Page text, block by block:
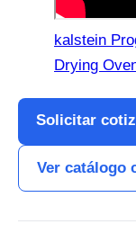
kalstein
Drying
Solicitar
Ver catálogo